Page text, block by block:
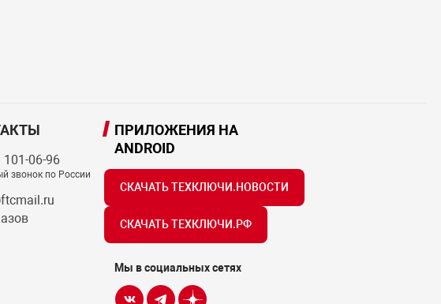
06-96
звонок по России
ПРИЛОЖЕНИЯ НА
ANDROID
СКАЧАТЬ ТЕХКЛЮЧИ.НОВОСТИ
СКАЧАТЬ ТЕХКЛЮЧИ.РФ
Мы в социальных сетях